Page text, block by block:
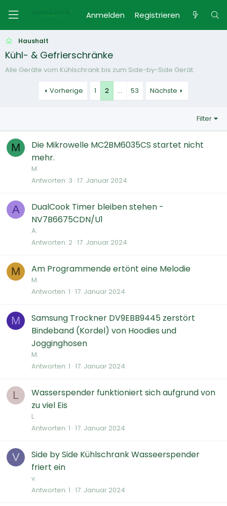
Anmelden Registrieren
Haushalt
Kühl- & Gefrierschränke
Alle Geräte vom Kühlschrank bis zum Side-by-Side Gerät.
Vorherige 1 2 … 53 Nächste
Filter
M
Die Mikrowelle MC2BM6035CS startet nicht
mehr.
M.
Antworten 3 17. Januar 2024
A
DualCook Timer bleiben stehen -
NV7B6675CDN/U1
A.
Antworten 2 17. Januar 2024
M Am Programmende ertönt eine Melodie
M.
Antworten 1 17. Januar 2024
M
Samsung Trockner DV9EBB9445 zerstört
Bindeband (Kordel) von Hoodies und
Jogginghosen
M.
Antworten 1 17. Januar 2024
L
Wasserspender funktioniert sich aufgrund von
zu viel Eis
L.
Antworten 1 17. Januar 2024
V
Side by Side Kühlschrank Wasseerspender
friert ein
v.
Antworten 1 17. Januar 2024